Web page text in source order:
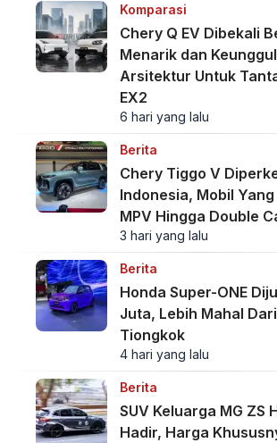
Komparasi
Chery Q EV Dibekali
Menarik dan
Arsitektur Untuk
EX2
6 hari yang lalu
Berita
Chery Tiggo V
Indonesia, Mobil
MPV Hingga Double
3 hari yang lalu
Berita
Honda Super-ONE
Juta, Lebih Mahal
Tiongkok
4 hari yang lalu
Berita
SUV Keluarga MG ZS
Hadir, Harga